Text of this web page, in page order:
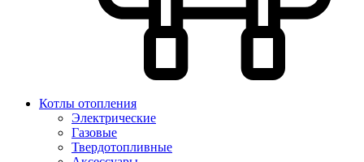
Котлы отопления
Электрические
Газовые
Твердотопливные